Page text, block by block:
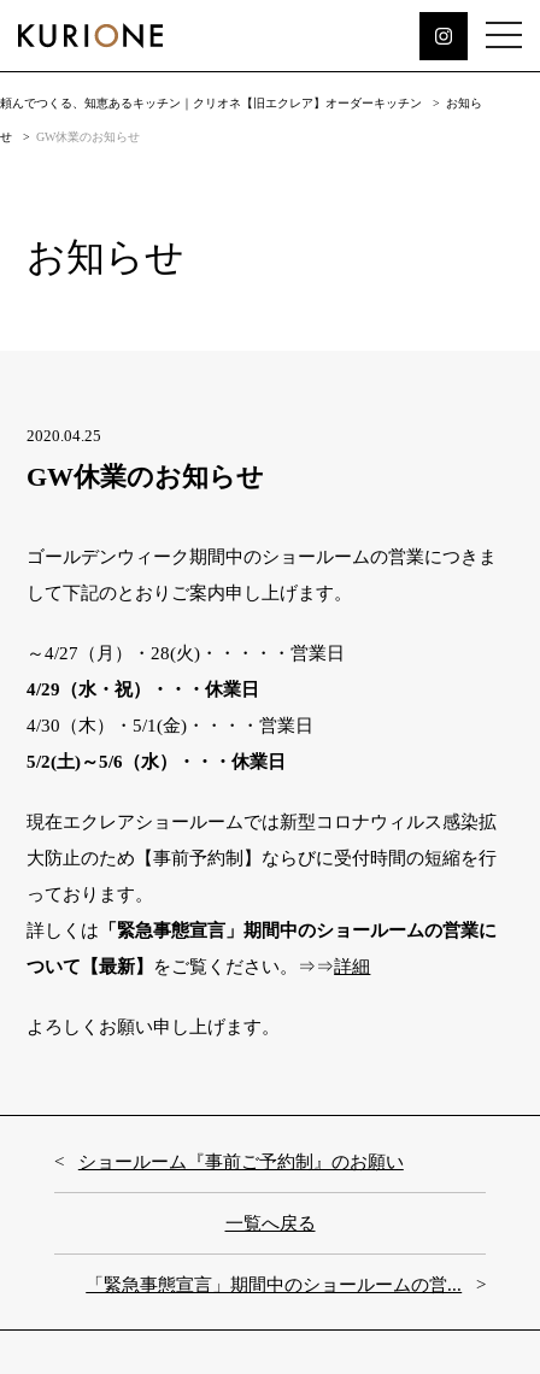
頼んでつくる、知恵あるキッチン｜クリオネ【旧エクレア】オーダーキッチン お知ら
せ GW休業のお知らせ
お知らせ
2020.04.25
GW休業のお知らせ
ゴールデンウィーク期間中のショールームの営業につきま
して下記のとおりご案内申し上げます。
～4/27（月）・28(火)・・・・・営業日
4/29（水・祝）・・・休業日
4/30（木）・5/1(金)・・・・営業日
5/2(土)～5/6（水）・・・休業日
現在エクレアショールームでは新型コロナウィルス感染拡
大防止のため【事前予約制】ならびに受付時間の短縮を行
っております。
詳しくは 「緊急事態宣言」期間中のショールームの営業に
ついて【最新】 をご覧ください。⇒⇒詳細
よろしくお願い申し上げます。
ショールーム『事前ご予約制』のお願い
一覧へ戻る
「緊急事態宣言」期間中のショールームの営...